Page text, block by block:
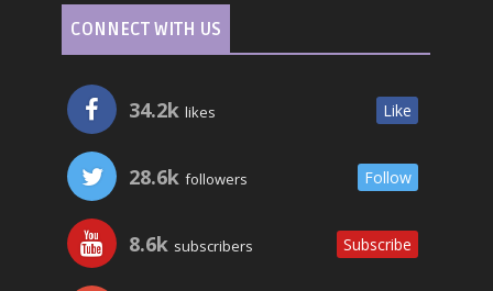
CONNECT WITH US
34.2k likes Like
28.6k followers Follow
8.6k subscribers Subscribe